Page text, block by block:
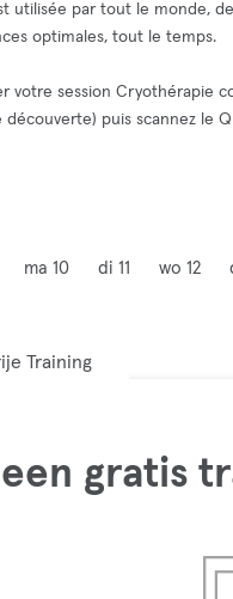
utilisée par tout le monde,
optimales, tout le temps.
votre session
puis scannez le
ma 10 di 11 wo 12
Training
gratis